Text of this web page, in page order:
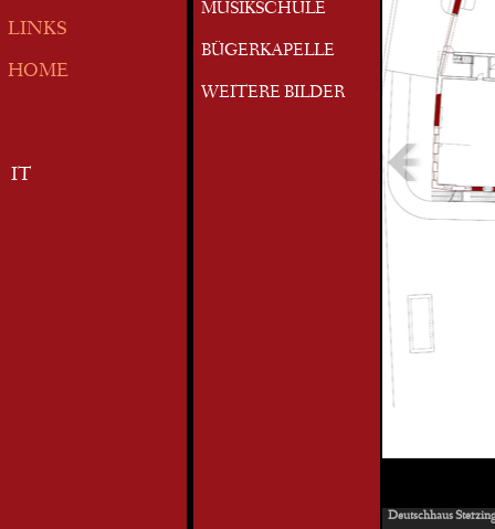
LINKS
HOME
IT
MUSIKSCHULE
BÜGERKAPELLE
WEITERE BILDER
Deutschhaus